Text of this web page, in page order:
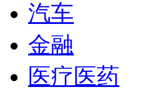
汽车
金融
医疗医药